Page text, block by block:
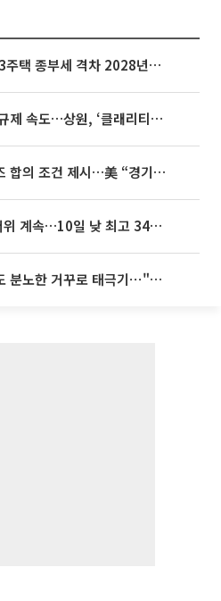
종부세 개편에도…1·3주택 종부세 격차 2028년부터 확대
미국, 가상자산 포괄 규제 속도…상원, ‘클래리티법’ 9월 절차투표 추진
이란, 미국에 호르무즈 합의 조건 제시…美 “경기 아직 안 끝나” [종합]
[내일 날씨] 전국 무더위 계속…10일 낮 최고 34도 육박
서경덕 교수, 김희철도 분노한 거꾸로 태극기⋯"엉터리는 아냐, 아쉬울 뿐"